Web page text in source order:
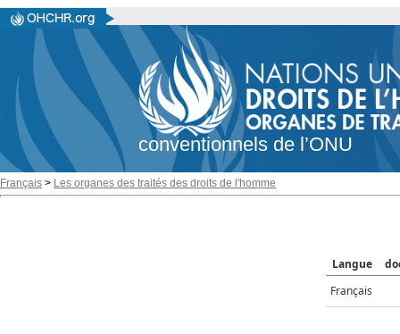
conventionnels de l’ONU
Français > Les organes des traités des droits de l'homme
Langue
Français